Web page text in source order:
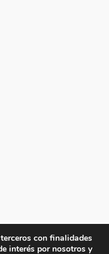
con finalidades
interés por nosotros y